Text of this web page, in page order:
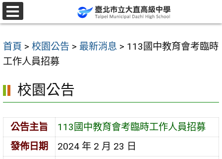
跳
至
要
內
區
首頁 > 校園公告 > 最新消息 > 113國中教育會考臨時
工作人員招募
校園公告
公告主旨
113國中教育會考臨時工作人員招募
發佈日期
2024 年 2 月 23 日
選
單